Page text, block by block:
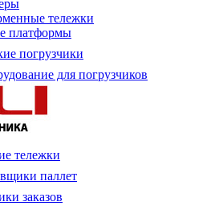
тележки
платформы
погрузчики
для погрузчиков
тележки
паллет
заказов